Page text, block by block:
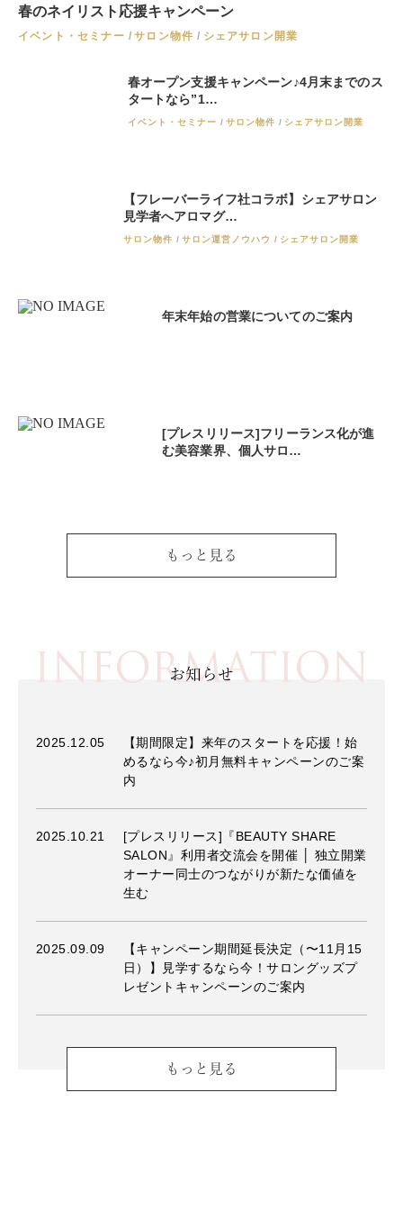
春のネイリスト応援キャンペーン
イベント・セミナー サロン物件 シェアサロン開業
春オープン支援キャンペーン♪4月末までのス
タートなら”1…
イベント・セミナー サロン物件 シェアサロン開業
【フレーバーライフ社コラボ】シェアサロン
見学者へアロマグ…
サロン物件 サロン運営ノウハウ シェアサロン開業
年末年始の営業についてのご案内
[プレスリリース]フリーランス化が進
む美容業界、個人サロ…
もっと見る
INFORMATION
お知らせ
2025.12.05
【期間限定】来年のスタートを応援！始
めるなら今♪初月無料キャンペーンのご案
内
2025.10.21
[プレスリリース]『BEAUTY SHARE
SALON』利用者交流会を開催 │ 独立開業
オーナー同士のつながりが新たな価値を
生む
2025.09.09
【キャンペーン期間延長決定（〜11月15
日）】見学するなら今！サロングッズプ
レゼントキャンペーンのご案内
もっと見る